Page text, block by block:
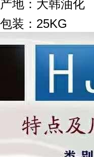
产地：大韩油化
包装：25KG